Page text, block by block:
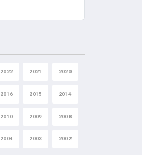
2022 2021 2020
2016 2015 2014
2010 2009 2008
2004 2003 2002